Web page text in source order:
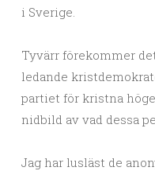
i Sverige.
Tyvärr förekommer
ledande
partiet för kristna
nidbild av vad dessa
Jag har lusläst de